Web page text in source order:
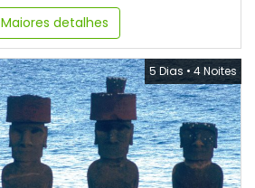
Maiores detalhes
5 Dias • 4 Noites